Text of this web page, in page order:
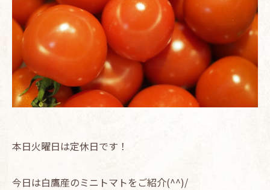
本日火曜日は定休日です！
今日は白鷹産のミニトマトをご紹介(^^)/